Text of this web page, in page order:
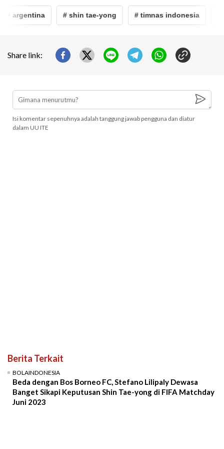
# argentina # shin tae-yong # timnas indonesia
Share link:
Isi komentar sepenuhnya adalah tanggung jawab pengguna dan diatur
dalam UU ITE
Berita Terkait
BOLAINDONESIA
Beda dengan Bos Borneo FC, Stefano Lilipaly Dewasa
Banget Sikapi Keputusan Shin Tae-yong di FIFA Matchday
Juni 2023